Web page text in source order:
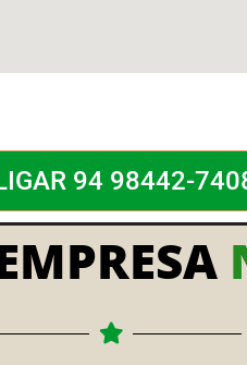
94 98442-